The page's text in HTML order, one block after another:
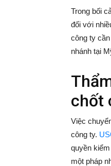
Trong bối
đối với
công ty
nhánh tại
chốt
Việc
công ty.
quyền
một pháp